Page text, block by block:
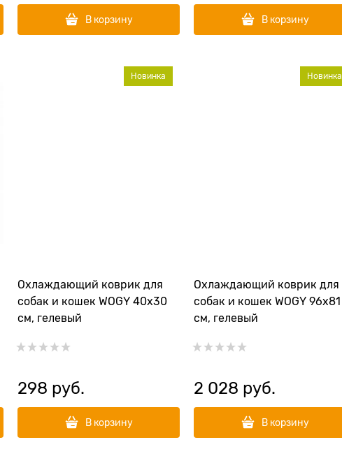
В корзину В корзину
Охлаждающий коврик для
собак и кошек WOGY 40х30
см, гелевый
Новинка
298 руб.
В корзину
Охлаждающий коврик для
собак и кошек WOGY 96х81
см, гелевый
Новинка
2 028 руб.
В корзину